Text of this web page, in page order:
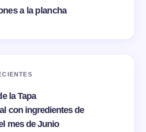
a la plancha
la Tapa
con ingredientes de
mes de Junio